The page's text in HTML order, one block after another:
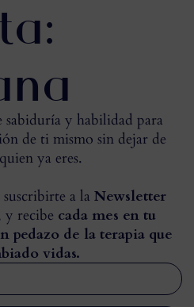
y habilidad para
de ti mismo sin dejar de
ya eres.
a la Newsletter
y recibe cada mes en tu
pedazo de la terapia que
vidas.